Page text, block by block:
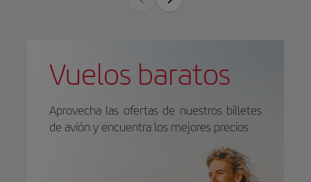
Vuelos baratos
Aprovecha las ofertas de nuestros billetes
de avión y encuentra los mejores precios